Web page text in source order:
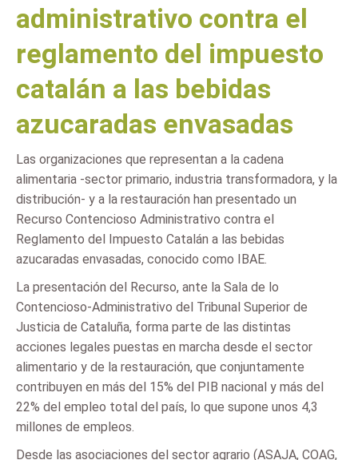
administrativo contra el
reglamento del impuesto
catalán a las bebidas
azucaradas envasadas
Las organizaciones que representan a la cadena
alimentaria -sector primario, industria transformadora, y la
distribución- y a la restauración han presentado un
Recurso Contencioso Administrativo contra el
Reglamento del Impuesto Catalán a las bebidas
azucaradas envasadas, conocido como IBAE.
La presentación del Recurso, ante la Sala de lo
Contencioso-Administrativo del Tribunal Superior de
Justicia de Cataluña, forma parte de las distintas
acciones legales puestas en marcha desde el sector
alimentario y de la restauración, que conjuntamente
contribuyen en más del 15% del PIB nacional y más del
22% del empleo total del país, lo que supone unos 4,3
millones de empleos.
Desde las asociaciones del sector agrario (ASAJA, COAG,